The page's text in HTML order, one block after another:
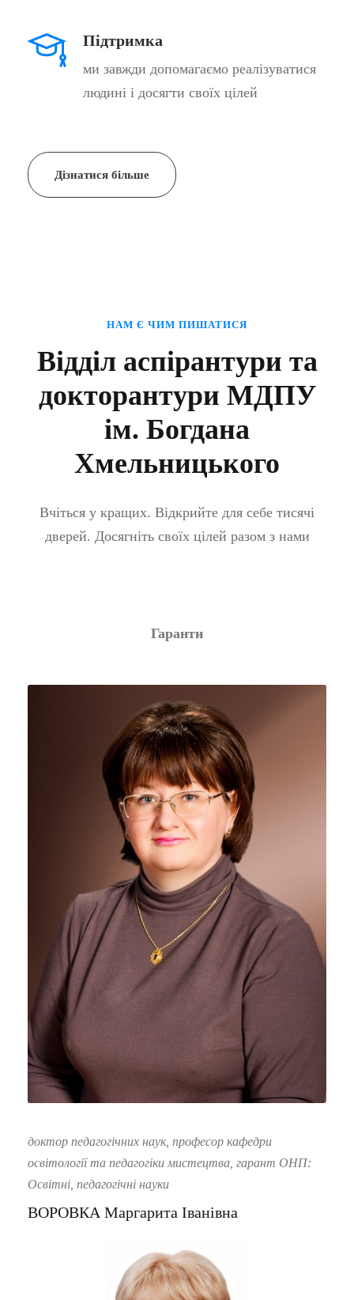
Підтримка
ми завжди допомагаємо реалізуватися
людині і досягти своїх цілей
Дізнатися більше
НАМ Є ЧИМ ПИШАТИСЯ
Відділ аспірантури та
докторантури МДПУ
ім. Богдана
Хмельницького
Вчіться у кращих. Відкрийте для себе тисячі
дверей. Досягніть своїх цілей разом з нами
Гаранти
доктор педагогічних наук, професор кафедри
освітології та педагогіки мистецтва, гарант ОНП:
Освітні, педагогічні науки
ВОРОВКА Маргарита Іванівна